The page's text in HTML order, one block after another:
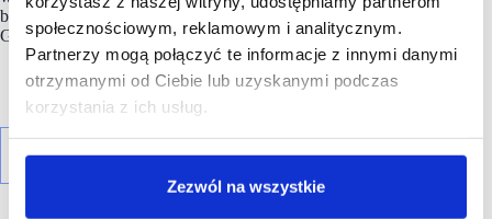
społecznościowym, reklamowym i analitycznym.
Partnerzy mogą połączyć te informacje z innymi danymi
otrzymanymi od Ciebie lub uzyskanymi podczas
korzystania z ich usług.
Zezwól na wszystkie
będą Piotr Cygnar – Senior Expansion Manager oraz Mateusz
Grzesiak – Expansion Manager w OTCF S.A.